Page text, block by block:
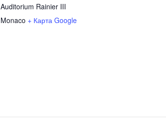
Auditorium Rainier III
Monaco + Карта Google